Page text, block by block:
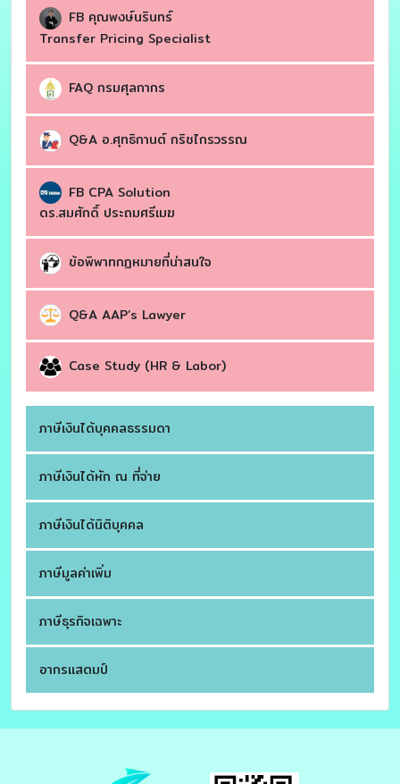
FB คุณพงษ์นรินทร์
Transfer Pricing Specialist
FAQ กรมศุลกากร
Q&A อ.ศุทธิกานต์ กริชไกรวรรณ
FB CPA Solution
ดร.สมศักดิ์ ประถมศรีเมฆ
ข้อพิพาทกฏหมายที่น่าสนใจ
Q&A AAP’s Lawyer
Case Study (HR & Labor)
ภาษีเงินได้บุคคลธรรมดา
ภาษีเงินได้หัก ณ ที่จ่าย
ภาษีเงินได้นิติบุคคล
ภาษีมูลค่าเพิ่ม
ภาษีธุรกิจเฉพาะ
อากรแสตมป์